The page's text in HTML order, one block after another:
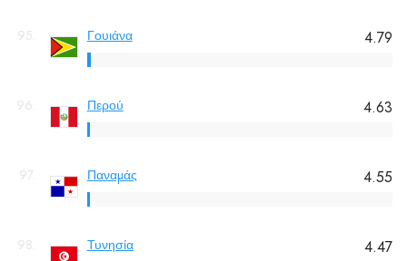
95. Γουιάνα 4.79
96. Περού 4.63
97. Παναμάς 4.55
98. Τυνησία 4.47